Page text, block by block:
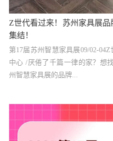
Z世代看过来！苏州家具展
集结！
第17届苏州智慧家具展09/02-
中心 /厌倦了千篇一律的家？想
州智慧家具展的品牌...